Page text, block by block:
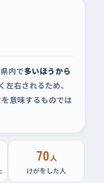
内で多いほうから
左右されるため、
意味するものでは
70人
けがをした人